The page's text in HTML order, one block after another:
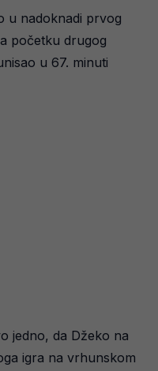
u nadoknadi prvog
početku drugog
u 67. minuti
jedno, da Džeko na
igra na vrhunskom